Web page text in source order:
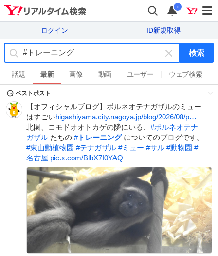
i
ログイン ID新規取得
キ
ー
ワ
ド
を
消
す
検索
話題 最新 画像 動画 ユーザー ウェブ検索
ベストポスト
【オフィシャルブログ】ボルネオテナガザルのミュー
はすごいhigashiyama.city.nagoya.jp/blog/2026/08/p…
北園、コモドオオトカゲの隣にいる、 #ボルネオテナ
ガザル たちの #トレーニングについてのブログです。
#東山動植物園 #テナガザル #ミュー #サル #動物園 #
名古屋 pic.x.com/BlbX7I0YAQ